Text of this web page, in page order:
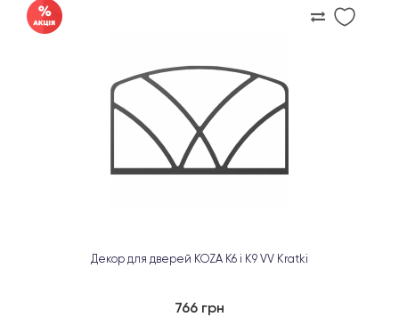
Декор для дверей KOZA K6 і K9 VV Kratki
766 грн